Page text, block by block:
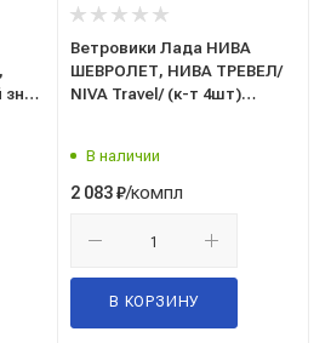
Ветровики Лада НИВА
ШЕВРОЛЕТ, НИВА ТРЕВЕЛ/
NIVA Travel/ (к-т 4шт)
В наличии
2 083₽/компл
В КОРЗИНУ